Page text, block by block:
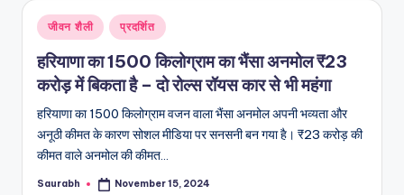
और
विश्व
Posted
in
जीवन शैली प्रदर्शित
हरियाणा का 1500 किलोग्राम का भैंसा अनमोल ₹23
करोड़ में बिकता है – दो रोल्स रॉयस कार से भी महंगा
हरियाणा का 1500 किलोग्राम वजन वाला भैंसा अनमोल अपनी भव्यता और
अनूठी कीमत के कारण सोशल मीडिया पर सनसनी बन गया है। ₹23 करोड़ की
कीमत वाले अनमोल की कीमत…
Posted
Saurabh November 15, 2024